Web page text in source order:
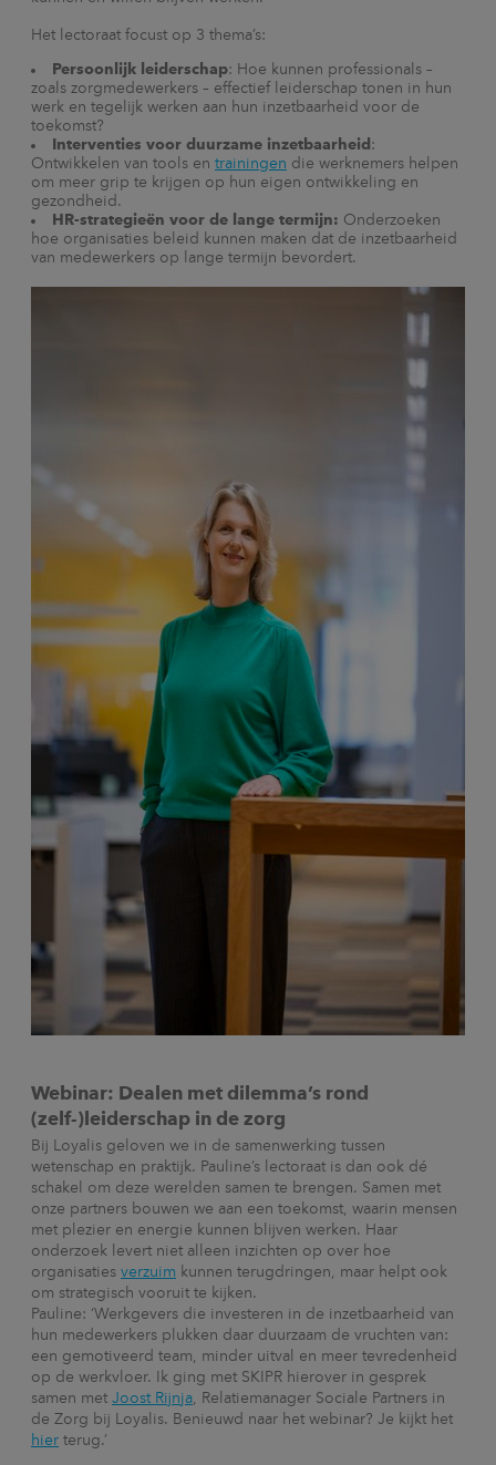
Het lectoraat focust op 3 thema’s:
Persoonlijk leiderschap: Hoe kunnen professionals –
zoals zorgmedewerkers – effectief leiderschap tonen in hun
werk en tegelijk werken aan hun inzetbaarheid voor de
toekomst?
Interventies voor duurzame inzetbaarheid :
Ontwikkelen van tools en trainingen die werknemers helpen
om meer grip te krijgen op hun eigen ontwikkeling en
gezondheid.
HR-strategieën voor de lange termijn: Onderzoeken
hoe organisaties beleid kunnen maken dat de inzetbaarheid
van medewerkers op lange termijn bevordert.
Webinar: Dealen met dilemma’s rond
(zelf-)leiderschap in de zorg
Bij Loyalis geloven we in de samenwerking tussen
wetenschap en praktijk. Pauline’s lectoraat is dan ook dé
schakel om deze werelden samen te brengen. Samen met
onze partners bouwen we aan een toekomst, waarin mensen
met plezier en energie kunnen blijven werken. Haar
onderzoek levert niet alleen inzichten op over hoe
organisaties verzuim kunnen terugdringen, maar helpt ook
om strategisch vooruit te kijken.
Pauline: ‘Werkgevers die investeren in de inzetbaarheid van
hun medewerkers plukken daar duurzaam de vruchten van:
een gemotiveerd team, minder uitval en meer tevredenheid
op de werkvloer.
Ik ging met SKIPR hierover in gesprek
samen met Joost Rijnja, Relatiemanager Sociale Partners in
de Zorg bij Loyalis. Benieuwd naar het webinar? Je kijkt het
hier terug.’